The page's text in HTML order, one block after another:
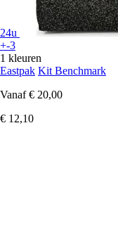
24u
+-3
1 kleuren
Eastpak Kit Benchmark
Vanaf € 20,00
€ 12,10